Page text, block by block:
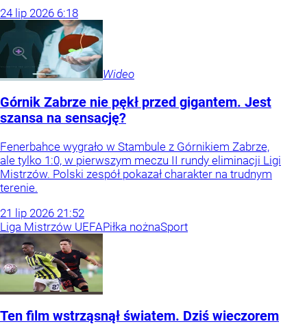
24 lip 2026 6:18
Wideo
Górnik Zabrze nie pękł przed gigantem. Jest
szansa na sensację?
Fenerbahce wygrało w Stambule z Górnikiem Zabrze,
ale tylko 1:0, w pierwszym meczu II rundy eliminacji Ligi
Mistrzów. Polski zespół pokazał charakter na trudnym
terenie.
21 lip 2026 21:52
Liga Mistrzów UEFAPiłka nożnaSport
Ten film wstrząsnął światem. Dziś wieczorem